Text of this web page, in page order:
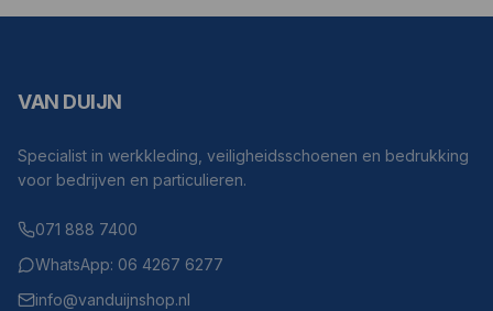
VAN DUIJN
Specialist in werkkleding, veiligheidsschoenen en bedrukking
voor bedrijven en particulieren.
071 888 7400
WhatsApp: 06 4267 6277
info@vanduijnshop.nl